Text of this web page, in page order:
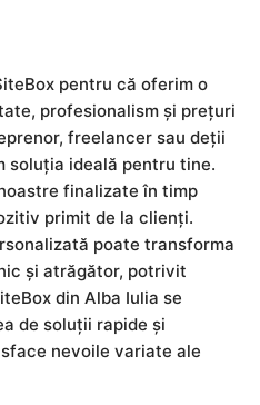
pentru că oferim o
profesionalism și prețuri
freelancer sau deții
soluția ideală pentru tine.
finalizate în timp
primit de la clienți.
poate transforma
și atrăgător, potrivit
din Alba Iulia se
de soluții rapide și
nevoile variate ale